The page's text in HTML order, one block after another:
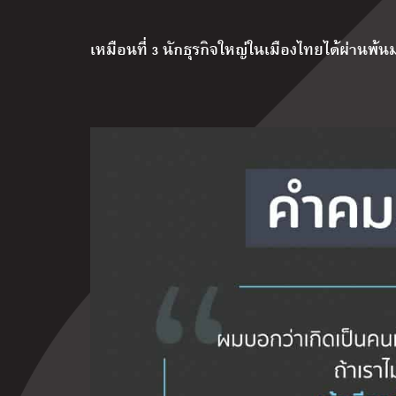
เหมือนที่ 3 นักธุรกิจใหญ่ในเมืองไทยได้ผ่านพ้น